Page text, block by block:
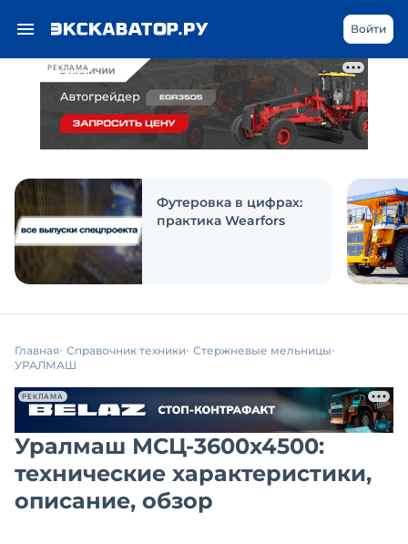
РЕКЛАМА
Войти
Футеровка в цифрах:
практика Wearfors
Главная Справочник техники Стержневые мельницы
УРАЛМАШ
РЕКЛАМА
Уралмаш МСЦ-3600х4500:
технические характеристики,
описание, обзор